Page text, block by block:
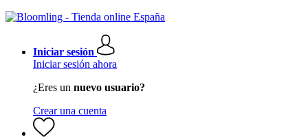
Iniciar sesión
Iniciar sesión ahora
¿Eres un nuevo usuario?
Crear una cuenta